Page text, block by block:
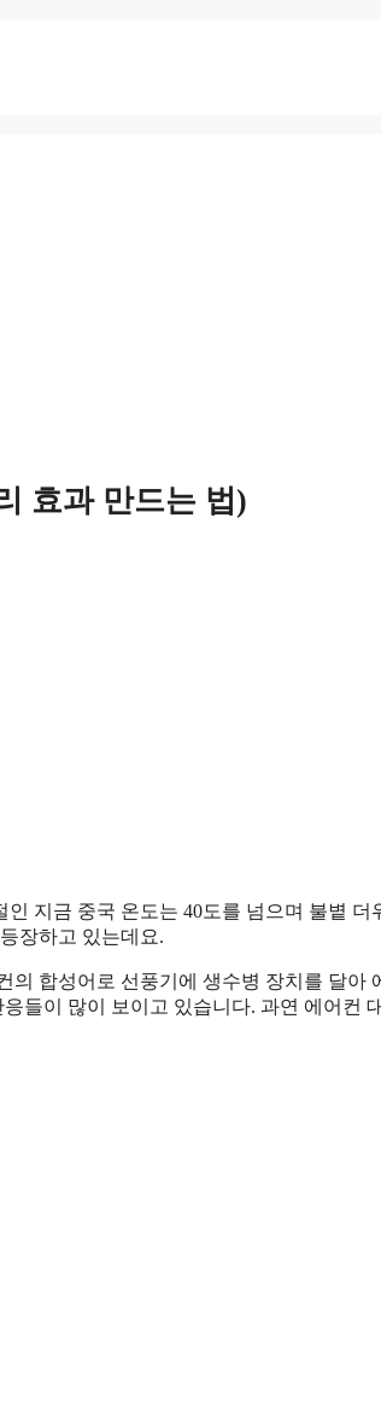
효과 만드는 법)
지금 중국 온도는 40도를 넘으며 불볕 더
장하고 있는데요.
의 합성어로 선풍기에 생수병 장치를 달아
들이 많이 보이고 있습니다. 과연 에어컨